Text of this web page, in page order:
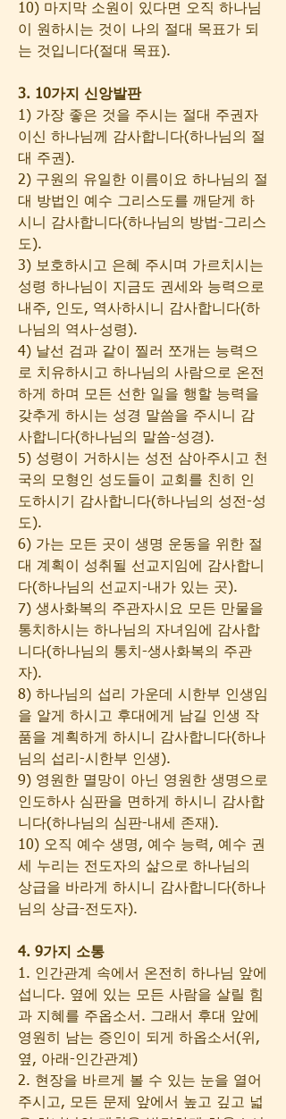
10) 마지막 소원이 있다면 오직 하나님
이 원하시는 것이 나의 절대 목표가 되
는 것입니다(절대 목표).
3. 10가지 신앙발판
1) 가장 좋은 것을 주시는 절대 주권자
이신 하나님께 감사합니다(하나님의 절
대 주권).
2) 구원의 유일한 이름이요 하나님의 절
대 방법인 예수 그리스도를 깨닫게 하
시니 감사합니다(하나님의 방법-그리스
도).
3) 보호하시고 은혜 주시며 가르치시는
성령 하나님이 지금도 권세와 능력으로
내주, 인도, 역사하시니 감사합니다(하
나님의 역사-성령).
4) 날선 검과 같이 찔러 쪼개는 능력으
로 치유하시고 하나님의 사람으로 온전
하게 하며 모든 선한 일을 행할 능력을
갖추게 하시는 성경 말씀을 주시니 감
사합니다(하나님의 말씀-성경).
5) 성령이 거하시는 성전 삼아주시고 천
국의 모형인 성도들이 교회를 친히 인
도하시기 감사합니다(하나님의 성전-성
도).
6) 가는 모든 곳이 생명 운동을 위한 절
대 계획이 성취될 선교지임에 감사합니
다(하나님의 선교지-내가 있는 곳).
7) 생사화복의 주관자시요 모든 만물을
통치하시는 하나님의 자녀임에 감사합
니다(하나님의 통치-생사화복의 주관
자).
8) 하나님의 섭리 가운데 시한부 인생임
을 알게 하시고 후대에게 남길 인생 작
품을 계획하게 하시니 감사합니다(하나
님의 섭리-시한부 인생).
9) 영원한 멸망이 아닌 영원한 생명으로
인도하사 심판을 면하게 하시니 감사합
니다(하나님의 심판-내세 존재).
10) 오직 예수 생명, 예수 능력, 예수 권
세 누리는 전도자의 삶으로 하나님의
상급을 바라게 하시니 감사합니다(하나
님의 상급-전도자).
4. 9가지 소통
1. 인간관계 속에서 온전히 하나님 앞에
섭니다. 옆에 있는 모든 사람을 살릴 힘
과 지혜를 주옵소서. 그래서 후대 앞에
영원히 남는 증인이 되게 하옵소서(위,
옆, 아래-인간관계)
2. 현장을 바르게 볼 수 있는 눈을 열어
주시고, 모든 문제 앞에서 높고 깊고 넓